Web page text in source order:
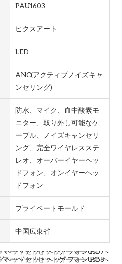
PAU1603
ピクスアート
LED
ANC(アクティブノイズキャ
ンセリング)
防水、マイク、血中酸素モ
ニター、取り外し可能なケ
ーブル、ノイズキャンセリ
ング、完全ワイヤレスステ
レオ、オーバーイヤーヘッ
ドフォン、オンイヤーヘッ
ドフォン
プライベートモールド
中国広東省